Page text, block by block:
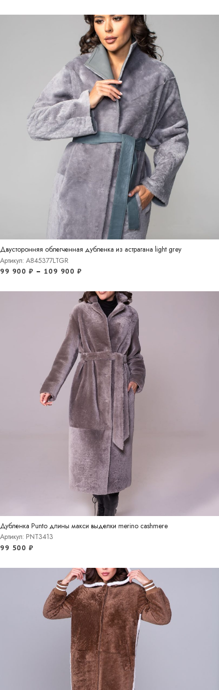
Двусторонняя облегченная дубленка из астрагана light grey
Артикул: A845377LTGR
99 900 ₽ – 109 900 ₽
Дубленка Punto длины макси выделки merino cashmere
Артикул: PNT3413
99 500 ₽